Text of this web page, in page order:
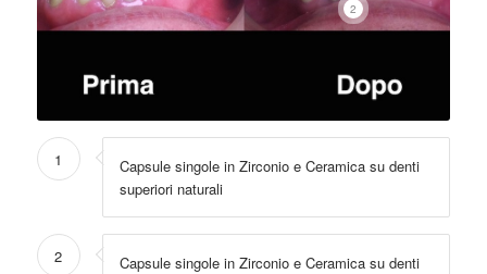
2
1
Capsule singole in Zirconio e Ceramica su denti
superiori naturali
2
Capsule singole in Zirconio e Ceramica su denti